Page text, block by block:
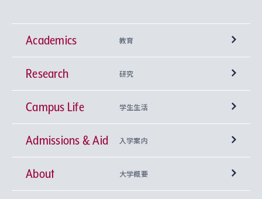
Academics 教育
学部
神学部
文学部
総合人間科学部
興味から学科を探す
上智大学の全学共通教育
基盤教育センター
上智大学の語学教育
Research 研究
研究所 等
キリスト教文化研究所
中世思想研究所
Sophia Open Research Weeks (SORW)
産官学連携
Campus Life 学生生活
学期区分と授業時間割
課外活動
Admissions & Aid 入学案内
上智大学で取得できる学位
About 大学概要